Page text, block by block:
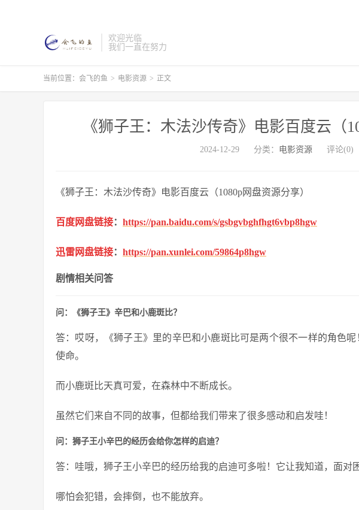
欢迎光临
我们一直在努力
当前位置： 会飞的鱼 > 电影资源 > 正文
《狮子王：木法沙传奇》电影百度云（
2024-12-29 分类： 电影资源 评论(0)
《狮子王：木法沙传奇》电影百度云（1080p网盘资源分享）
百度网盘链接： https://pan.baidu.com/s/gsbgvbghfhgt6vbp8hgw
迅雷网盘链接： https://pan.xunlei.com/59864p8hgw
剧情相关问答
问：《狮子王》辛巴和小鹿斑比？
答：哎呀，《狮子王》里的辛巴和小鹿斑比可是两个很不一样的角色
使命。
而小鹿斑比天真可爱，在森林中不断成长。
虽然它们来自不同的故事，但都给我们带来了很多感动和启发哇！
问：狮子王小辛巴的经历会给你怎样的启迪？
答：哇哦，狮子王小辛巴的经历给我的启迪可多啦！它让我知道，面对
哪怕会犯错，会摔倒，也不能放弃。